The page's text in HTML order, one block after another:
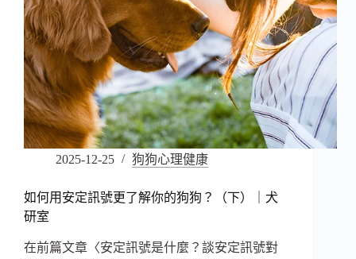
2025-12-25 狗狗心理健康
如何用安定訊號更了解你的狗狗？（下）｜犬
研室
在前篇文章〈安定訊號是什麼？談安定訊號對